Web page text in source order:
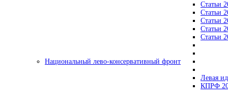
Статьи
Статьи
Статьи
Статьи
Статьи
Национальный лево-консервативный фронт
Левая
КПРФ